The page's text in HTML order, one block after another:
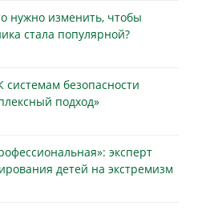
нужно изменить, чтобы
стала популярной?
безопасности
подход»
эксперт
детей на экстремизм